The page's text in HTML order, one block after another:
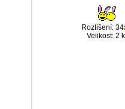
Rozlišení:
Velikost: 2